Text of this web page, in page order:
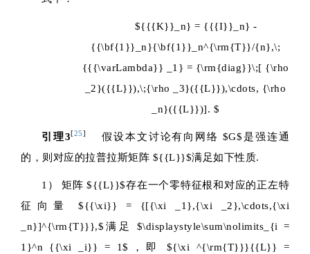
${{{K}}_n} = {{{I}}_n} -
{{\bf{1}}_n}{\bf{1}}_n^{\rm{T}}/{n},\;
{{{\varLambda}} _1} = {\rm{diag}}\;[ {\rho
_2}({{L}}),\;{\rho _3}({{L}}),\cdots, {\rho
_n}({{L}})]. $
引理3[25] 假设本文讨论有向网络 $G$是强连通
的，则对应的拉普拉斯矩阵 ${{L}}$满足如下性质.
1） 矩阵${{L}}$存在一个零特征根和对应的正左特
征向量 ${{\xi}} = {[{\xi _1},{\xi _2},\cdots,{\xi
_n}]^{\rm{T}}},$ 满足 $\displaystyle\sum\nolimits_{i =
1}^n {{\xi _i}} = 1$
，即 ${\xi ^{\rm{T}}}{{L}} =